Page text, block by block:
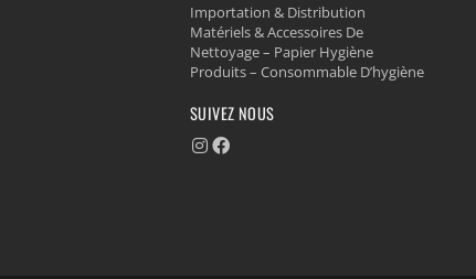
Importation & Distribution
Matériels & Accessoires De
Nettoyage – Papier Hygiène
Produits – Consommable D’hygiène
SUIVEZ NOUS